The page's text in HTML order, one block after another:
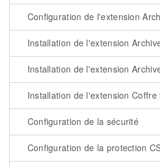
Configuration de l'extension
Installation de l'extension
Installation de l'extension
Installation de l'extension
Configuration de la sécurité
Configuration de la protection